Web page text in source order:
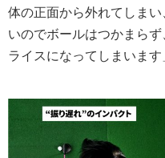
体の正面から外れてしま
いのでボールはつかまら
ライスになってしまいます